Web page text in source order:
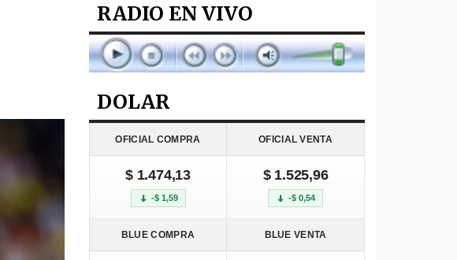
RADIO EN VIVO
DOLAR
OFICIAL COMPRA OFICIAL VENTA
$ 1.474,13
-$ 1,59
$ 1.525,96
-$ 0,54
BLUE COMPRA BLUE VENTA